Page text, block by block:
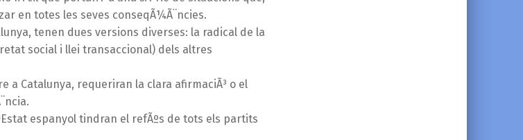
en totes les seves conseqÃ¼Ã¨ncies.
tenen dues versions diverses: la radical de la
social i llei transaccional) dels altres
a Catalunya, requeriran la clara afirmaciÃ³ o el
espanyol tindran el refÃºs de tots els partits